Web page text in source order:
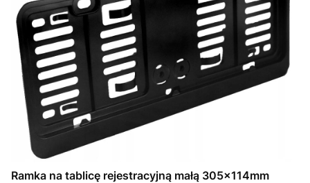
Ramka na tablicę rejestracyjną małą 305x114mm